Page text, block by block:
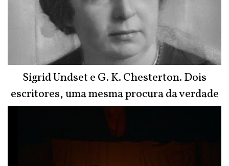
Sigrid Undset e G. K. Chesterton. Dois
escritores, uma mesma procura da verdade